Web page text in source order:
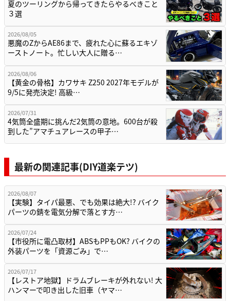
夏のツーリングから帰ってきたらやるべきこと
３選
2026/08/05
悪魔のZからAE86まで、疲れた心に蘇るエキゾ
ーストノート。忙しい大人に贈る…
2026/08/06
【黄金の骨格】カワサキ Z250 2027年モデルが
9/5に発売決定! 高級…
2026/07/31
4気筒全盛期に挑んだ2気筒の意地。600台が殺
到した”アマチュアレースの甲子…
最新の関連記事(DIY道楽テツ)
2026/08/07
【実験】タイパ最悪、でも効果は絶大!? バイク
パーツの錆を電気分解で落とす方…
2026/07/24
【市役所に電凸取材】ABSもPPもOK? バイクの
外装パーツを「資源ごみ」で…
2026/07/17
【レストア地獄】ドラムブレーキが外れない! 大
ハンマーで叩き出した旧車（ヤマ…